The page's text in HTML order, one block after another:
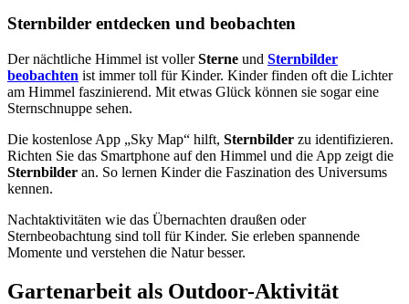
Sternbilder entdecken und beobachten
Der nächtliche Himmel ist vollerSterne und Sternbilder
beobachten ist immer toll für Kinder. Kinder finden oft die Lichter
am Himmel faszinierend. Mit etwas Glück können sie sogar eine
Sternschnuppe sehen.
Die kostenlose App „Sky Map“ hilft, Sternbilder zu identifizieren.
Richten Sie das Smartphone auf den Himmel und die App zeigt die
Sternbilder an. So lernen Kinder die Faszination des Universums
kennen.
Nachtaktivitäten wie das Übernachten draußen oder
Sternbeobachtung sind toll für Kinder. Sie erleben spannende
Momente und verstehen die Natur besser.
Gartenarbeit als Outdoor-Aktivität